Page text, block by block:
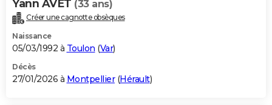
Carte de Noël
Carte Bonne année
Carte Saint-Valentin
Carte Pâques
Carte d'anniversaire
DICTIONNAIRE
Dictionnaire
Biographies
Citations
Expressions
Proverbes
PROGRAMME TV
S'inscrire
Se connecter
Lycées
Collèges
Primaires
Universités
Entreprises
Service militaire
Avis de recherche
AVIS DE DÉCÈS
Yann AVET (33 ans)
Créer une cagnotte obsèques
Naissance
05/03/1992 à Toulon (Var)
Décès
27/01/2026 à Montpellier(Hérault)